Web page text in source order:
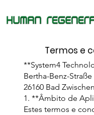
**System4
Bertha-Benz-Straße
26160 Bad
1. **Âmbito de
Estes termos e
Termos e